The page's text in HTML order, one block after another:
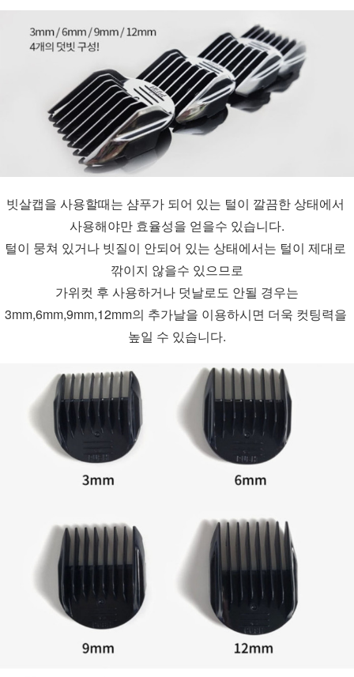
빗살캡을 사용할때는 샴푸가 되어 있는 털이 깔끔한 상태에서
사용해야만 효율성을 얻을수 있습니다.
털이 뭉쳐 있거나 빗질이 안되어 있는 상태에서는 털이 제대로
깎이지 않을수 있으므로
가위컷 후 사용하거나 덧날로도 안될 경우는
3mm,6mm,9mm,12mm의 추가날을 이용하시면 더욱 컷팅력을
높일 수 있습니다.